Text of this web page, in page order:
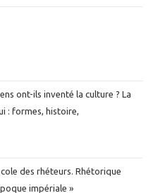
ont-ils inventé la culture ? La
: formes, histoire,
des rhéteurs. Rhétorique
impériale »